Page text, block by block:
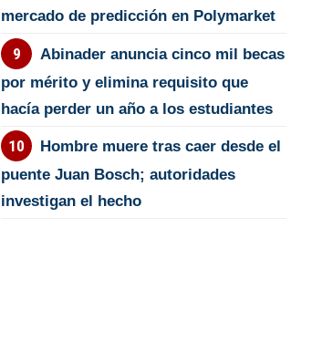
mercado de predicción en Polymarket
Abinader anuncia cinco mil becas
por mérito y elimina requisito que
hacía perder un año a los estudiantes
Hombre muere tras caer desde el
puente Juan Bosch; autoridades
investigan el hecho